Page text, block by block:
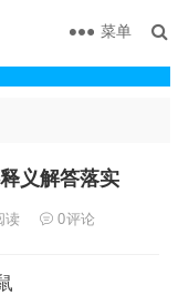
菜单
义解答落实
读 0评论